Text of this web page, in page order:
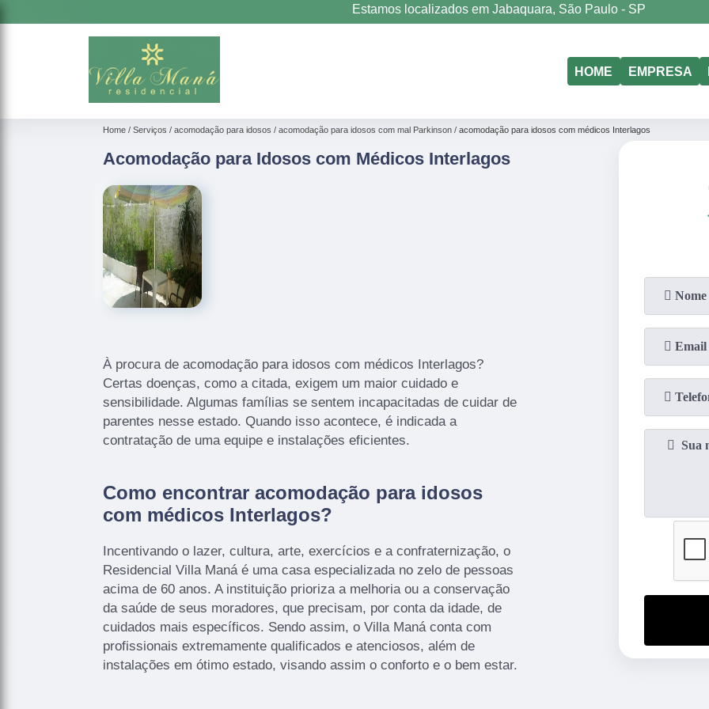
Estamos localizados em Jabaquara, São Paulo - SP
(11)5011-6635 (11) 98177-4079
HOME EMPRESA
Home Serviços acomodação para idosos acomodação para idosos com mal Parkinson acomodação para idosos com médicos Interlagos
Acomodação para Idosos com Médicos Interlagos
À procura de acomodação para idosos com médicos Interlagos?
Certas doenças, como a citada, exigem um maior cuidado e
sensibilidade. Algumas famílias se sentem incapacitadas de cuidar de
parentes nesse estado. Quando isso acontece, é indicada a
contratação de uma equipe e instalações eficientes.
Como encontrar acomodação para idosos
com médicos Interlagos?
Incentivando o lazer, cultura, arte, exercícios e a confraternização, o
Residencial Villa Maná é uma casa especializada no zelo de pessoas
acima de 60 anos. A instituição prioriza a melhoria ou a conservação
da saúde de seus moradores, que precisam, por conta da idade, de
cuidados mais específicos. Sendo assim, o Villa Maná conta com
profissionais extremamente qualificados e atenciosos, além de
instalações em ótimo estado, visando assim o conforto e o bem estar.